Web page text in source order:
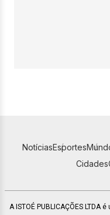
NotíciasEsportes
Cidades
A ISTOÉ PUBLICAÇÕES